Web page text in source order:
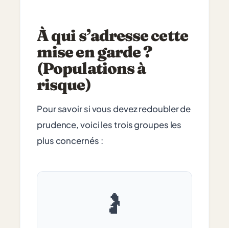
À qui s’adresse cette
mise en garde ?
(Populations à
risque)
Pour savoir si vous devez redoubler de
prudence, voici les trois groupes les
plus concernés :
🤰